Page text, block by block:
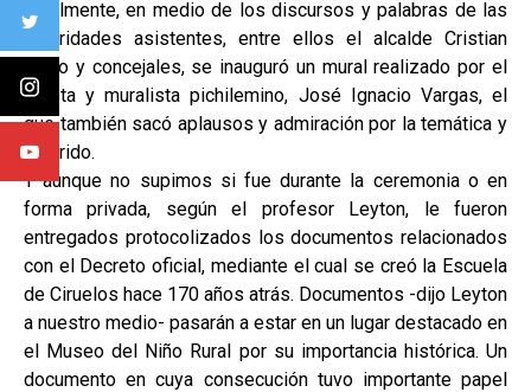
Igualmente, en medio de los discursos y palabras de las
autoridades asistentes, entre ellos el alcalde Cristian
Pozo y concejales, se inauguró un mural realizado por el
artista y muralista pichilemino, José Ignacio Vargas, el
que también sacó aplausos y admiración por la temática y
colorido.
Y aunque no supimos si fue durante la ceremonia o en
forma privada, según el profesor Leyton, le fueron
entregados protocolizados los documentos relacionados
con el Decreto oficial, mediante el cual se creó la Escuela
de Ciruelos hace 170 años atrás. Documentos -dijo Leyton
a nuestro medio- pasarán a estar en un lugar destacado en
el Museo del Niño Rural por su importancia histórica. Un
documento en cuya consecución tuvo importante papel